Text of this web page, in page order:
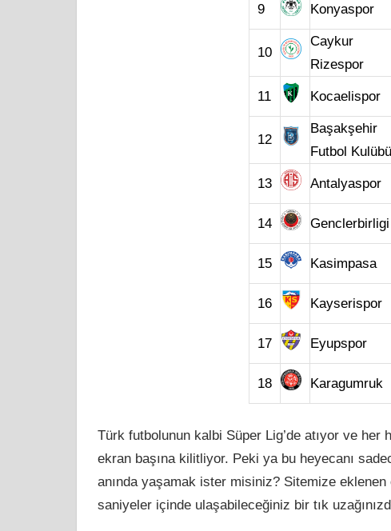
9 Konyaspor
10
Caykur
Rizespor
11 Kocaelispor
12
Başakşehir
Futbol Kulübü
13 Antalyaspor
14 Genclerbirligi
15 Kasimpasa
16 Kayserispor
17 Eyupspor
18 Karagumruk
Türk futbolunun kalbi Süper Lig’de atıyor ve her
ekran başına kilitliyor. Peki ya bu heyecanı
anında yaşamak ister misiniz? Sitemize
saniyeler içinde ulaşabileceğiniz bir tık